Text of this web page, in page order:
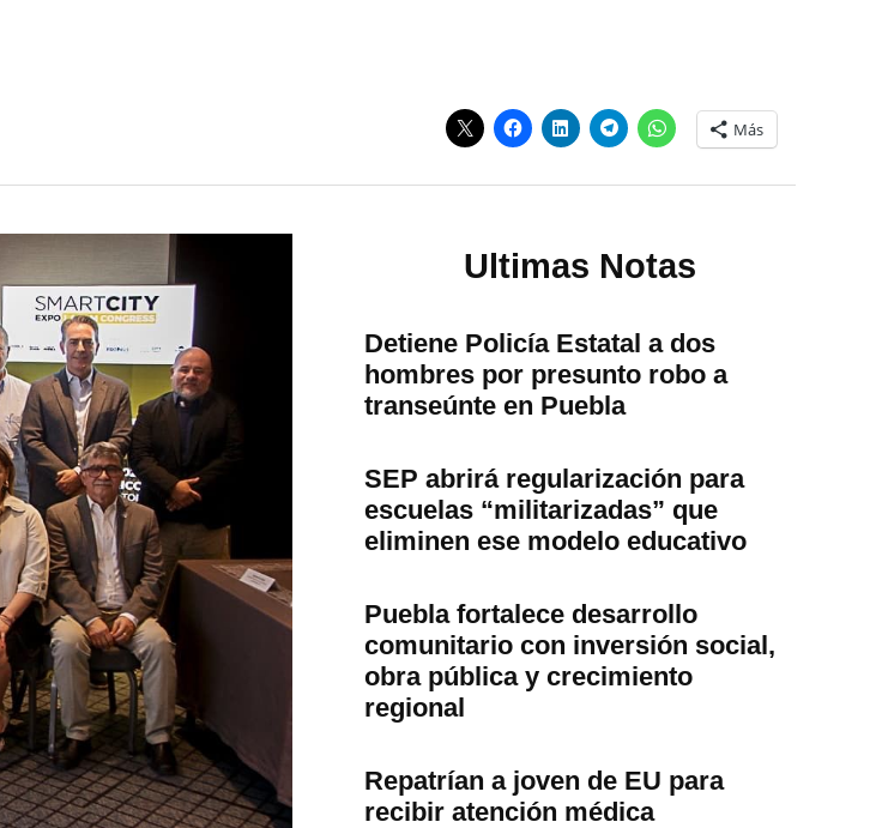
Más
Ultimas Notas
Detiene Policía Estatal a dos
hombres por presunto robo a
transeúnte en Puebla
SEP abrirá regularización para
escuelas “militarizadas” que
eliminen ese modelo educativo
Puebla fortalece desarrollo
comunitario con inversión social,
obra pública y crecimiento
regional
Repatrían a joven de EU para
recibir atención médica